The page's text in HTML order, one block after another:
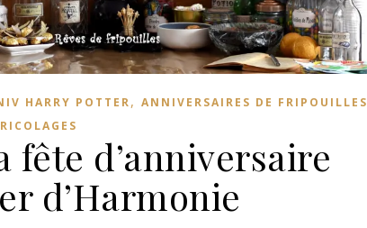
HARRY POTTER, ANNIVERSAIRES DE FRIPOUILLES
fête d’anniversaire
d’Harmonie